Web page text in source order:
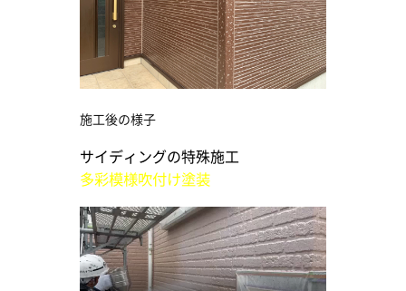
施工後の様子
サイディングの特殊施工
多彩模様吹付け塗装